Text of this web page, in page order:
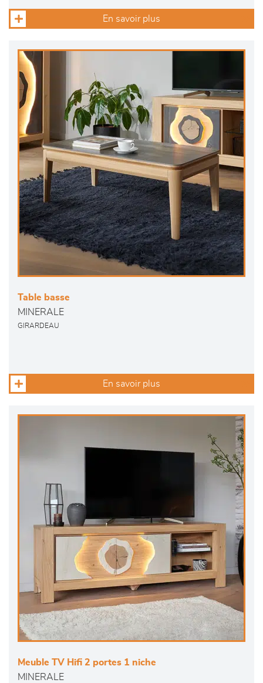
En savoir plus
Table basse
MINERALE
GIRARDEAU
En savoir plus
Meuble TV Hifi 2 portes 1 niche
MINERALE